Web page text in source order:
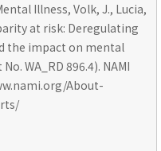
Illness, Volk, J., Lucia,
at risk: Deregulating
the impact on mental
WA_RD 896.4). NAMI
About-